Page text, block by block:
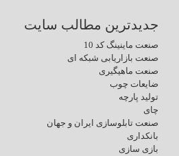
جدیدترین مطالب سایت
صنعت ماینینگ کد 10
صنعت بازاریابی شبکه ای
صنعت ماهیگیری
ضایعات چوب
تولید پارچه
چای
صنعت تابلوسازی ایران و جهان
بانکداری
بازی سازی